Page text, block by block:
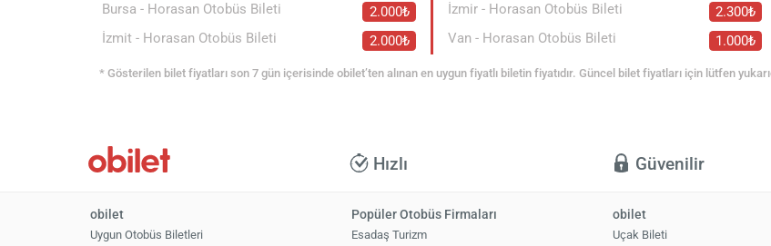
Bursa - Horasan Otobüs Bileti
2.000₺ İzmir - Horasan Otobüs Bileti 2.300₺
İzmit - Horasan Otobüs Bileti
2.000₺ Van - Horasan Otobüs Bileti 1.000₺
* Gösterilen bilet fiyatları son 7 gün içerisinde obilet’ten alınan en uygun fiyatlı biletin fiyatıdır. Güncel bilet fiyatları için lütfen
Hızlı Güvenilir
obilet
Uygun Otobüs Biletleri
Popüler Otobüs Firmaları
Esadaş Turizm
obilet
Uçak Bileti